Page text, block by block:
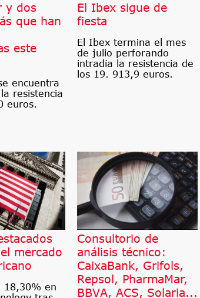
y dos
que han
este
encuentra
resistencia
euros.
El Ibex sigue de
fiesta
El Ibex termina el mes
de julio perforando
intradía la resistencia de
los 19. 913,9 euros.
mercado
18,30% en
Consultorio de
análisis técnico:
CaixaBank, Grifols,
Repsol, PharmaMar,
BBVA, ACS, Solaria...